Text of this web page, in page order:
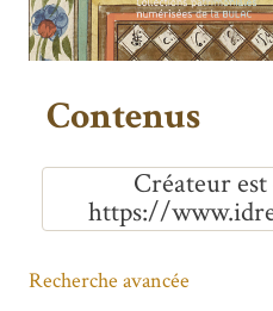
Contenus
Créateur
https://
Recherche avancée